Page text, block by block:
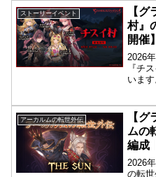
率で
ルで
ストーリーイベント
【
村』
開催】
2026
『チ
います
アーカルムの転世外伝
【
ムの
編成
2026
の転